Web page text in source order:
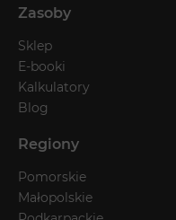
Zasoby
Sklep
E-booki
Kalkulatory
Blog
Regiony
Pomorskie
Małopolskie